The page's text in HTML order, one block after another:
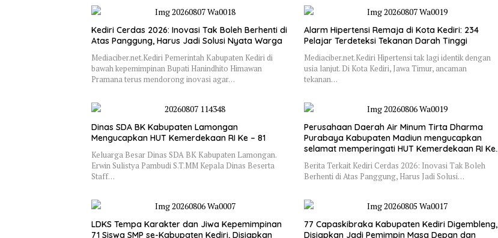
Kediri Cerdas 2026: Inovasi Tak Boleh Berhenti di
Atas Panggung, Harus Jadi Solusi Nyata Warga
Mediaciber.net.Kediri Pemerintah Kabupaten Kediri di
bawah kepemimpinan Bupati Hanindhito Himawan
Pramana terus mendorong inovasi agar…
Alarm Hipertensi Remaja di Kota Kediri: 234
Pelajar Terdeteksi Tekanan Darah Tinggi
Mediaciber.net.Kediri Hipertensi tak lagi identik dengan
usia lanjut. Di Kota Kediri, Jawa Timur, ancaman
tekanan…
Dinas SDA BK Kabupaten Lamongan
Mengucapkan HUT Kemerdekaan RI Ke – 81
Keluarga Besar Dinas SDA BK Kabupaten Lamongan.
Erwin Sulistya Pambudi S.T.MM Kepala Dinas Beserta
Staff…
Perusahaan Daerah Air Minum Tirta Dharma
Purabaya Kabupaten Madiun mengucapkan
selamat memperingati HUT Kemerdekaan RI Ke
Berita Terkait Kediri Cerdas 2026: Inovasi Tak Boleh
Berhenti di Atas Panggung, Harus Jadi Solusi…
LDKS Tempa Karakter dan Jiwa Kepemimpinan
71 Siswa SMP se-Kabupaten Kediri, Disiapkan
77 Capaskibraka Kabupaten Kediri Digembleng,
Disiapkan Jadi Pemimpin Masa Depan dan